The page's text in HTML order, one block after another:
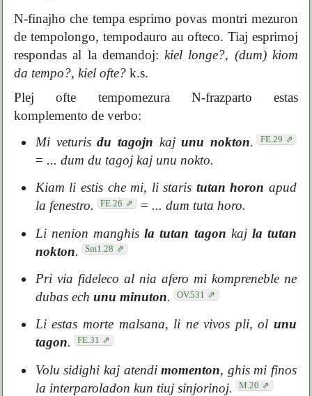
N-finajho che tempa esprimo povas montri mezuron
de tempolongo, tempodauro au ofteco. Tiaj esprimoj
respondas al la demandoj:kiel longe?, (dum) kiom
da tempo?,kiel ofte? k.s.
Plej ofte tempomezura N-frazparto estas
komplemento de verbo:
Mi veturisdu tagojn kajunu nokton. FE.29
= ... dum du tagoj kaj unu nokto.
Kiam li estis che mi, li staris tutan horon apud
la fenestro.
FE.26 = ... dum tuta horo.
Li nenion manghisla tutan tagon kaj la tutan
nokton. Sm1.28
Pri via fideleco al nia afero mi kompreneble ne
dubas ech unu minuton. OV.531
Li estas morte malsana, li ne vivos pli, ol unu
tagon. FE.31
Volu sidighi kaj atendimomenton, ghis mi finos
la interparoladon kun tiuj sinjorinoj.
M.20